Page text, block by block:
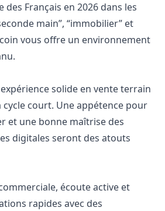
Français en 2026 dans les
main”, “immobilier” et
vous offre un environnement
solide en vente terrain
cycle court. Une appétence pour
et une bonne maîtrise des
digitales seront des atouts
écoute active et
rapides avec des